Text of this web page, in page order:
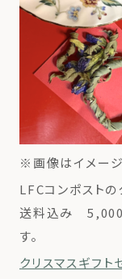
※画像はイメージ
LFCコンポストの
送料込み 5,000
す。
クリスマスギフト